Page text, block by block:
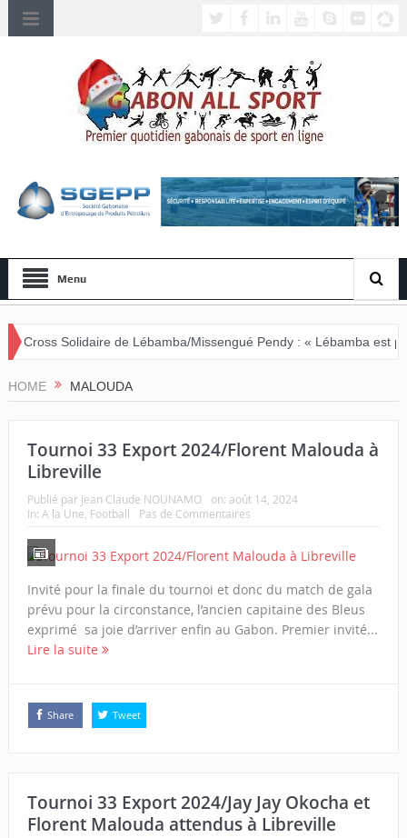
Menu
de Lébamba/Missengué Pendy : « Lébamba est prêt à accueillir ce
HOME MALOUDA
Tournoi 33 Export 2024/Florent Malouda à
Libreville
Publié par Jean Claude NOUNAMO on: août 14, 2024
In: A la Une Football Pas de Commentaires
Invité pour la finale du tournoi et donc du match de gala
prévu pour la circonstance, l’ancien capitaine des Bleus
exprimé sa joie d’arriver enfin au Gabon. Premier invité...
Lire la suite
Share Tweet
Tournoi 33 Export 2024/Jay Jay Okocha et
Florent Malouda attendus à Libreville